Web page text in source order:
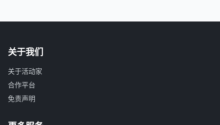
关于我们
关于活动家
合作平台
免责声明